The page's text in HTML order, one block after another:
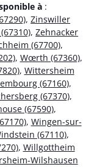
à :
, Zinswiller
, Zehnacker
(67700),
, Wœrth (67360),
, Wittersheim
(67160),
(67370),
(67590),
, Wingen-sur-
(67110),
, Willgottheim
Wilshausen